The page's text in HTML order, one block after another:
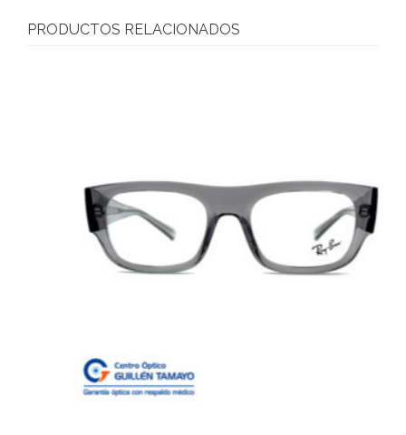
PRODUCTOS RELACIONADOS